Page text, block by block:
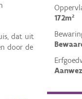
172m²
dat uit
door de